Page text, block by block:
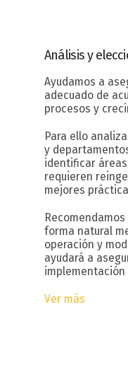
Análisis y
Ayudamos a
adecuado de
procesos y
Para ello
y
identificar
requieren
mejores
forma natural
operación y
ayudará a
Ver más